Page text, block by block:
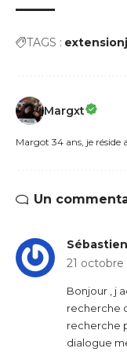
TAGS :
Margxt
Margot 34 ans, je réside
Un
21 octobre
Bonjour , j
recherche
recherche
dialogue